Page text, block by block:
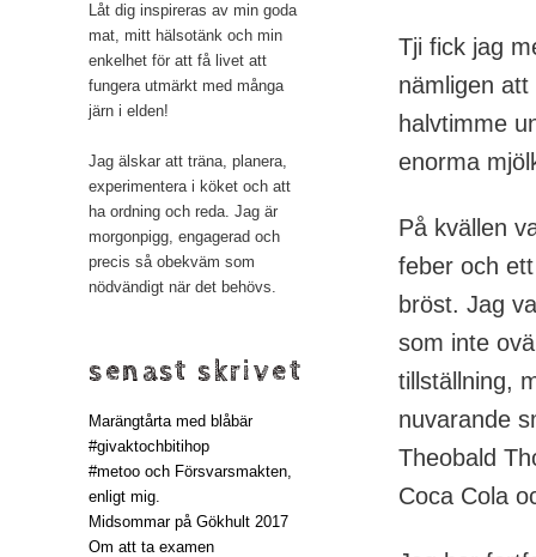
Tji fick jag
nämligen
halvtimme
enorma
På kvällen
feber och
bröst. Jag
som inte
tillställning,
nuvarande
Theobald
Coca Cola
Låt dig inspireras av min goda
mat, mitt hälsotänk och min
enkelhet för att få livet att
fungera utmärkt med många
järn i elden!
Jag älskar att träna, planera,
experimentera i köket och att
ha ordning och reda. Jag är
morgonpigg, engagerad och
precis så obekväm som
nödvändigt när det behövs.
senast skrivet
Marängtårta med blåbär
#givaktochbitihop
#metoo och Försvarsmakten,
enligt mig.
Midsommar på Gökhult 2017
Om att ta examen